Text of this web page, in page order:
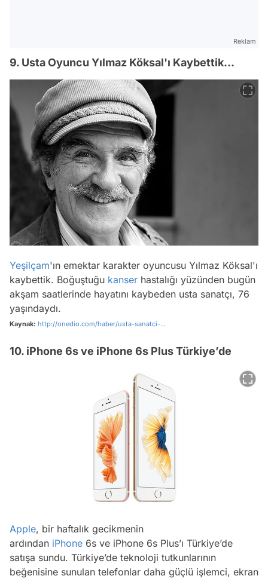
Reklam
9. Usta Oyuncu Yılmaz Köksal'ı Kaybettik...
Yeşilçam'ın emektar karakter oyuncusu Yılmaz Köksal'ı
kaybettik. Boğuştuğu kanser hastalığı yüzünden bugün
akşam saatlerinde hayatını kaybeden usta sanatçı, 76
yaşındaydı.
Kaynak: http://onedio.com/haber/usta-sanatci-...
10. iPhone 6s ve iPhone 6s Plus Türkiye’de
Apple, bir haftalık gecikmenin
ardından iPhone 6s ve iPhone 6s Plus’ı Türkiye’de
satışa sundu. Türkiye’de teknoloji tutkunlarının
beğenisine sunulan telefonlar daha güçlü işlemci, ekran